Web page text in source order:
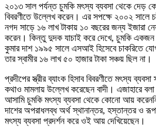
২০১৩ সাল পর্যন্ত চুমকি মৎস্য ব্যবসা থেকে দেড়
বিবরণীতে উল্লেখ করেন। এর সপক্ষে ২০০২ সালে
নগদ সাড়ে ১৬ লাখ টাকায় ১০ বছরের জন্য ইজারা
করেন। কিন্তু দুদক যাচাই করে দেখে, চুমকি একজন
কুমার দাশ ১৯৯৫ সালে এসআই হিসেবে চাকরিতে
তার স্বামীর ১৬ লাখ ৫০ হাজার টাকা সঞ্চয় ছিল না।
প্রদীপের স্ত্রীর ব্যাংক হিসাব বিবরণীতে মৎস্য
কথাও মামলায় উল্লেখ করেছেন বাদী। এজাহারে
আসামি চুমকি মৎস্য ব্যবসা থেকে কোনো আয়
দাশের অপরাধলব্ধ অর্থ স্থানান্তর, হস্তান্তর ও
মৎস্য ব্যবসা প্রদর্শন করে ওই আয় দেখিয়েছেন।